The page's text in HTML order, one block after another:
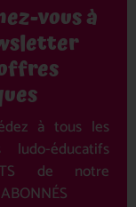
vous à
à tous les
ludo-éducatifs
de notre